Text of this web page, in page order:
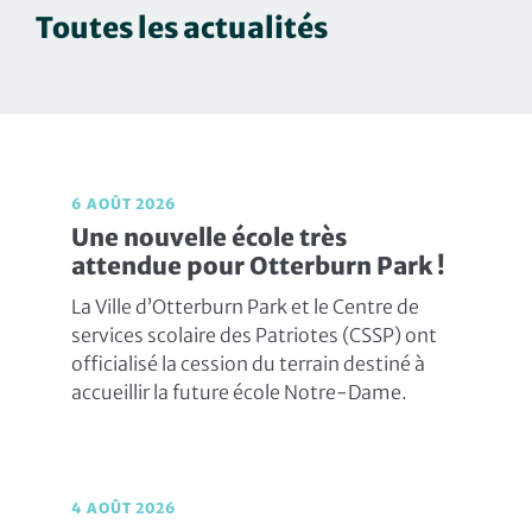
Toutes les actualités
6 AOÛT 2026
Une nouvelle école très
attendue pour Otterburn Park !
La Ville d’Otterburn Park et le Centre de
services scolaire des Patriotes (CSSP) ont
officialisé la cession du terrain destiné à
accueillir la future école Notre-Dame.
4 AOÛT 2026